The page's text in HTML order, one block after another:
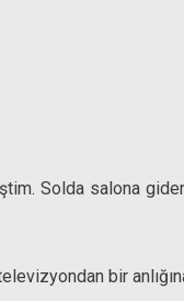
Solda salona giden
bir